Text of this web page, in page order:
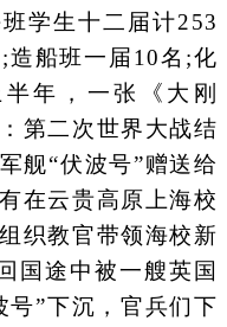
学生十二届计253
船班一届10名;化
年，一张《大刚
第二次世界大战结
舰“伏波号”赠送给
在云贵高原上海校
织教官带领海校新
国途中被一艘英国
号”下沉，官兵们下